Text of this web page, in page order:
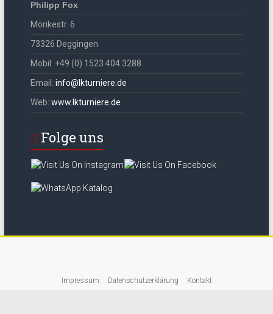
Philipp Fox
Mörikestr. 6
73326 Deggingen
Mobil: +49 (0) 1523 404 3288
Email: info@lkturniere.de
Web: www.lkturniere.de
Folge uns
Impressum Datenschutzerklärung Kontakt